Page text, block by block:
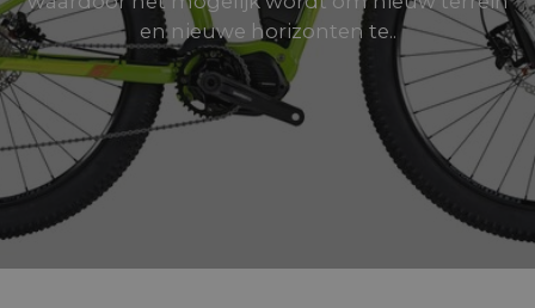
en nieuwe horizonten te..